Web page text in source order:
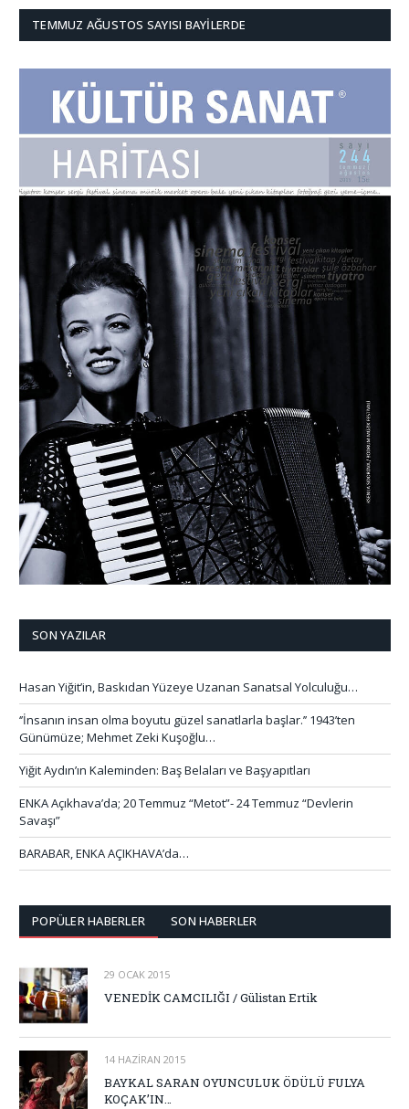
TEMMUZ AĞUSTOS SAYISI BAYILERDE
SON YAZILAR
Hasan Yiğit’in, Baskıdan Yüzeye Uzanan Sanatsal Yolculuğu…
‘’İnsanın insan olma boyutu güzel sanatlarla başlar.’’ 1943’ten
Günümüze; Mehmet Zeki Kuşoğlu…
Yiğit Aydın’ın Kaleminden: Baş Belaları ve Başyapıtları
ENKA Açıkhava’da; 20 Temmuz “Metot”- 24 Temmuz “Devlerin
Savaşı”
BARABAR, ENKA AÇIKHAVA’da…
POPÜLER HABERLER SON HABERLER
29 OCAK 2015
VENEDİK CAMCILIĞI / Gülistan Ertik
14 HAZIRAN 2015
BAYKAL SARAN OYUNCULUK ÖDÜLÜ FULYA
KOÇAK’IN…